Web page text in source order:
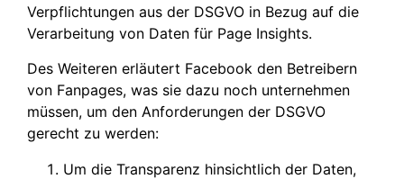
Verpflichtungen aus der DSGVO in Bezug auf die
Verarbeitung von Daten für Page Insights.
Des Weiteren erläutert Facebook den Betreibern
von Fanpages, was sie dazu noch unternehmen
müssen, um den Anforderungen der DSGVO
gerecht zu werden:
Um die Transparenz hinsichtlich der Daten,